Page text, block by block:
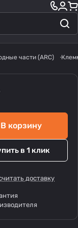
части (ARC)
В корзину
в 1 клик
доставку